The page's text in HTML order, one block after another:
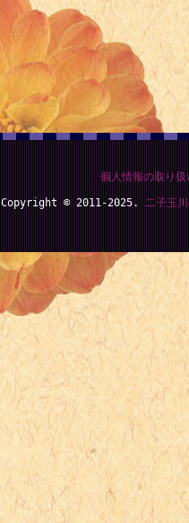
個人情報の取り
Copyright © 2011-2025.二子玉